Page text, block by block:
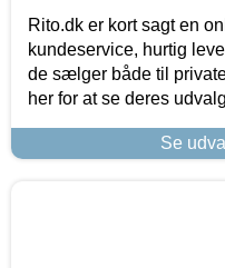
Rito.dk er kort sagt en
kundeservice, hurtig
de sælger både til
her for at se deres
Se